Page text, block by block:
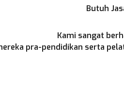
Butuh
Kami sangat
pra-pendidikan serta